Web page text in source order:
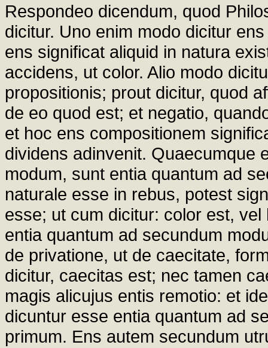
Respondeo dicendum, quod
dicitur. Uno enim modo dicitur
ens significat aliquid in natura
accidens, ut color. Alio modo
propositionis; prout dicitur, quod
de eo quod est; et negatio,
et hoc ens compositionem
dividens adinvenit. Quaecumque
modum, sunt entia quantum ad
naturale esse in rebus, potest
esse; ut cum dicitur: color est,
entia quantum ad secundum
de privatione, ut de caecitate,
dicitur, caecitas est; nec tamen
magis alicujus entis remotio: et
dicuntur esse entia quantum ad
primum. Ens autem secundum